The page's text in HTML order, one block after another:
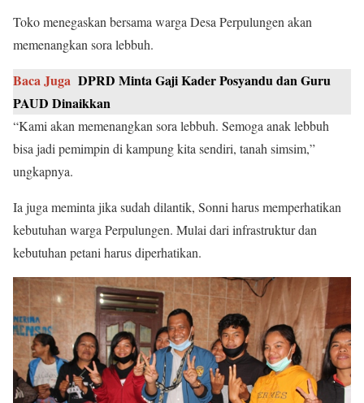
Toko menegaskan bersama warga Desa Perpulungen akan
memenangkan sora lebbuh.
Baca Juga DPRD Minta Gaji Kader Posyandu dan Guru
PAUD Dinaikkan
“Kami akan memenangkan sora lebbuh. Semoga anak lebbuh
bisa jadi pemimpin di kampung kita sendiri, tanah simsim,”
ungkapnya.
Ia juga meminta jika sudah dilantik, Sonni harus memperhatikan
kebutuhan warga Perpulungen. Mulai dari infrastruktur dan
kebutuhan petani harus diperhatikan.